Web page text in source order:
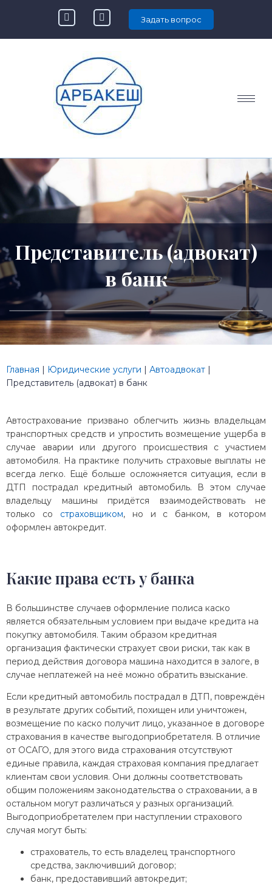
Задать вопрос
Представитель (адвокат)
в банк
Главная | Юридические услуги | Автоадвокат |
Представитель (адвокат) в банк
Автострахование призвано облегчить жизнь владельцам
транспортных средств и упростить возмещение ущерба в
случае аварии или другого происшествия с участием
автомобиля. На практике получить страховые выплаты не
всегда легко. Ещё больше осложняется ситуация, если в
ДТП пострадал кредитный автомобиль. В этом случае
владельцу машины придётся взаимодействовать не
только со страховщиком, но и с банком, в котором
оформлен автокредит.
Какие права есть у банка
В большинстве случаев оформление полиса каско
является обязательным условием при выдаче кредита на
покупку автомобиля. Таким образом кредитная
организация фактически страхует свои риски, так как в
период действия договора машина находится в залоге, в
случае неплатежей на неё можно обратить взыскание.
Если кредитный автомобиль пострадал в ДТП, повреждён
в результате других событий, похищен или уничтожен,
возмещение по каско получит лицо, указанное в договоре
страхования в качестве выгодоприобретателя. В отличие
от ОСАГО, для этого вида страхования отсутствуют
единые правила, каждая страховая компания предлагает
клиентам свои условия. Они должны соответствовать
общим положениям законодательства о страховании, а в
остальном могут различаться у разных организаций.
Выгодоприобретателем при наступлении страхового
случая могут быть:
страхователь, то есть владелец транспортного
средства, заключивший договор;
банк, предоставивший автокредит;